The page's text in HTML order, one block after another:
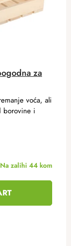
za
Na zalihi 44 kom
voća, ali
borovine i